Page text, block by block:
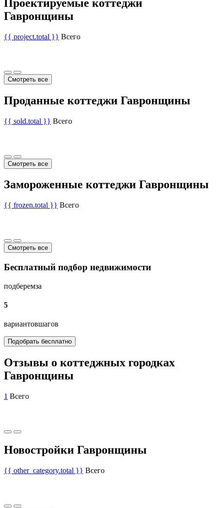
Проектируемые коттеджи
Гавронщины
{{ project.total }} Всего
Смотреть все
Проданные коттеджи Гавронщины
{{ sold.total }} Всего
Смотреть все
Замороженные коттеджи Гавронщины
{{ frozen.total }} Всего
Смотреть все
Бесплатный подбор недвижимости
подберемза
5
вариантовшагов
Подобрать бесплатно
Отзывы о коттеджных городках
Гавронщины
1 Всего
Новостройки Гавронщины
{{ other_category.total }} Всего